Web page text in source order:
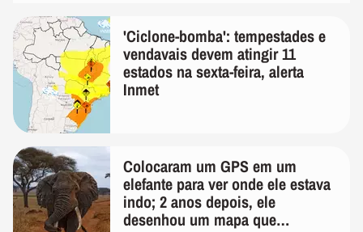
'Ciclone-bomba': tempestades e
vendavais devem atingir 11
estados na sexta-feira, alerta
Inmet
Colocaram um GPS em um
elefante para ver onde ele estava
indo; 2 anos depois, ele
desenhou um mapa que